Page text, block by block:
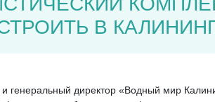
В
генеральный директор «Водный мир